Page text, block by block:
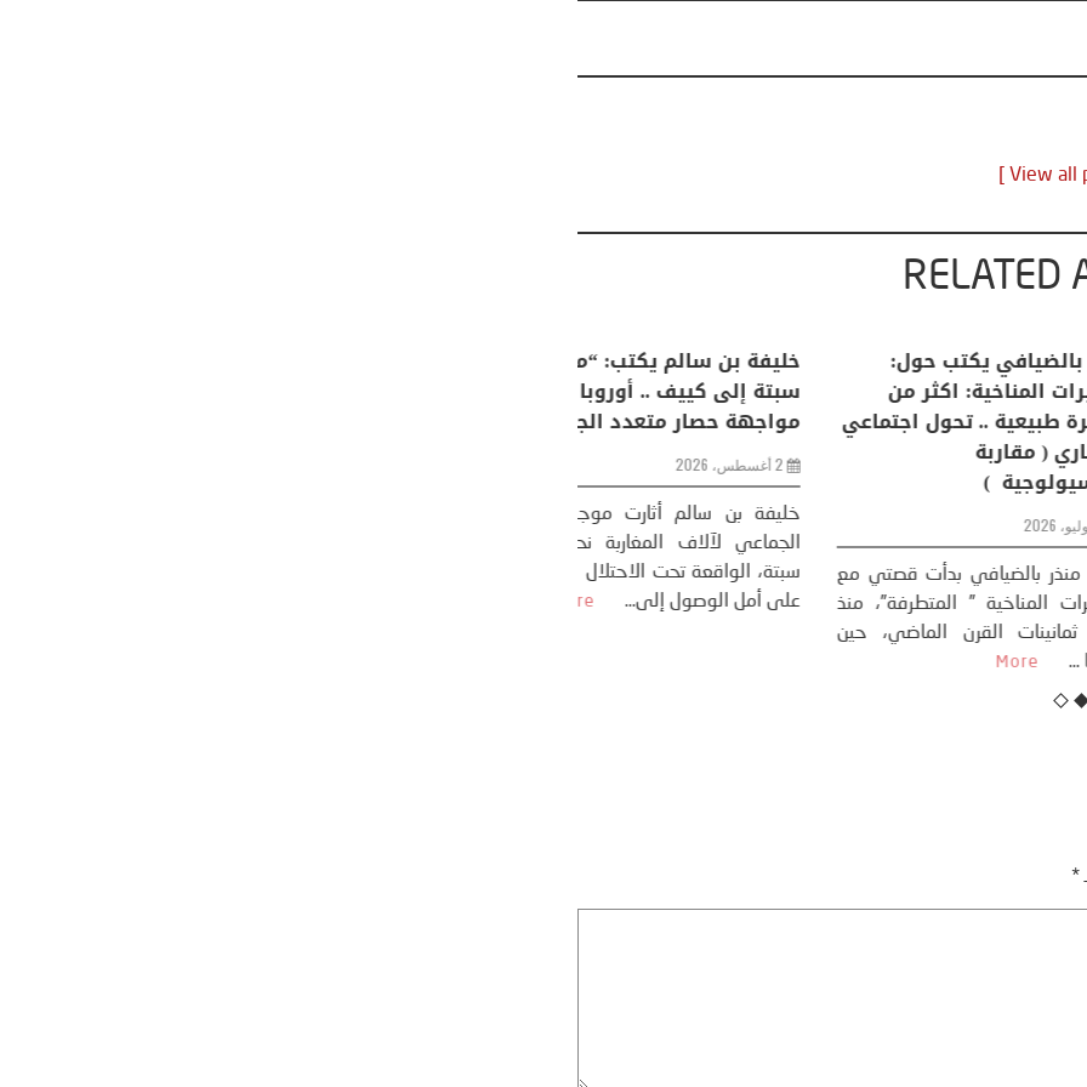
RELATED
منذر بالضيافي يكتب حول:
التغيرات المناخية: اكثر من
ظاهرة طبيعية .. تحول اجتماعي
وحضاري ( مقاربة
سوسيولوجية )
كتب: منذر بالضيافي بدأت قصتي مع
التغييرات المناخية ” المتطرفة”، منذ
نهاية ثمانينات القرن الماضي، حين
.. كيف
والعالم؟
** المنعطف
السوسيولوجي،
القوة عالميًا، **
تاريخ...
More
*